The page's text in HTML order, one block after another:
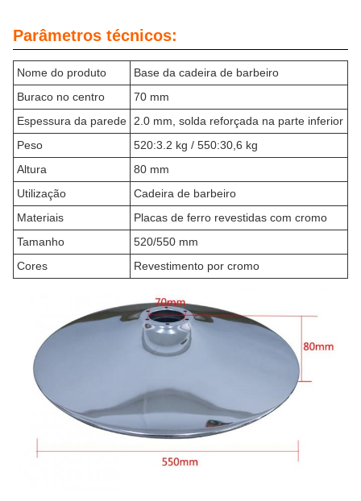
Parâmetros técnicos:
Nome do produto
Base da cadeira de barbeiro
Buraco no centro
70 mm
Espessura da parede
2.0 mm, solda reforçada na parte inferior
Peso
520:3.2 kg / 550:30,6 kg
Altura
80 mm
Utilização
Cadeira de barbeiro
Materiais
Placas de ferro revestidas com cromo
Tamanho
520/550 mm
Cores
Revestimento por cromo